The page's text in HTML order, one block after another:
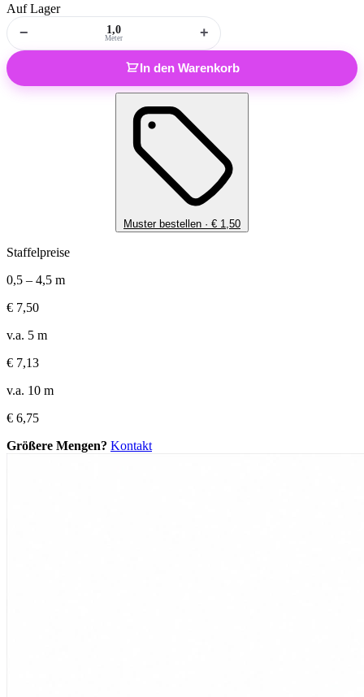
Auf Lager
− Meter +
In den Warenkorb
Muster bestellen · € 1,50
Staffelpreise
0,5 – 4,5 m
€ 7,50
v.a. 5 m
€ 7,13
v.a. 10 m
€ 6,75
Größere Mengen? Kontakt